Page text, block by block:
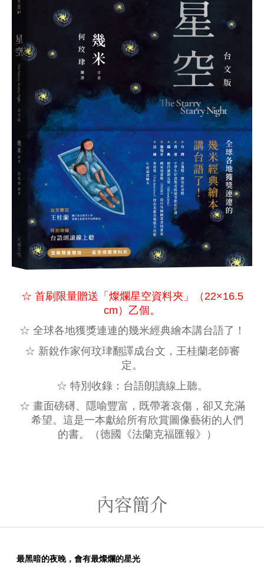
☆ 首刷限量贈送「燦爛星空資料夾」
（22×16.5
cm） 乙個。
☆ 全球各地獲獎連連的幾米經典繪本講台語了！
☆ 新銳作家何玟珒翻譯成台文，王桂蘭老師審
定。
☆ 特別收錄：台語朗讀線上聽。
☆ 畫面磅礡、隱喻豐富，既帶著哀傷，卻又充滿
希望。這是一本獻給所有欣賞圖像藝術的人們
的書。（德國《法蘭克福匯報》）
內容簡介
最黑暗的夜晚，會有最燦爛的星光